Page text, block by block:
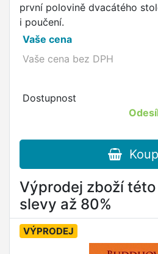
první polovině dvacátého
i poučení.
Vaše cena
Vaše cena bez DPH
Dostupnost
Výprodej zboží
slevy až 80%
VÝPRODEJ